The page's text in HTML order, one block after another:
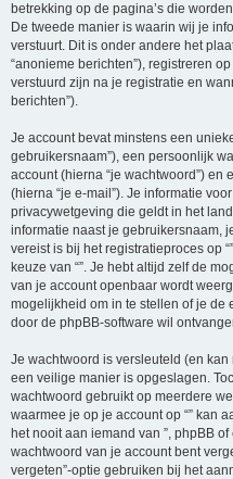
betrekking op de pagina’s die
De tweede manier is waarin wij je
verstuurt. Dit is onder andere het
“anonieme berichten”), registreren
verstuurd zijn na je registratie en
berichten”).
Je account bevat minstens een
gebruikersnaam”), een persoonlijk
account (hierna “je wachtwoord”)
(hierna “je e-mail”). Je informatie
privacywetgeving die geldt in het
informatie naast je gebruikersnaam,
vereist is bij het registratieproces op
keuze van “”. Je hebt altijd zelf de
van je account openbaar wordt
mogelijkheid om in te stellen of je de
door de phpBB-software wil
Je wachtwoord is versleuteld (en
een veilige manier is opgeslagen.
wachtwoord gebruikt op meerdere
waarmee je op je account op “” kan
het nooit aan iemand van ”, phpBB
wachtwoord van je account bent
vergeten”-optie gebruiken bij het